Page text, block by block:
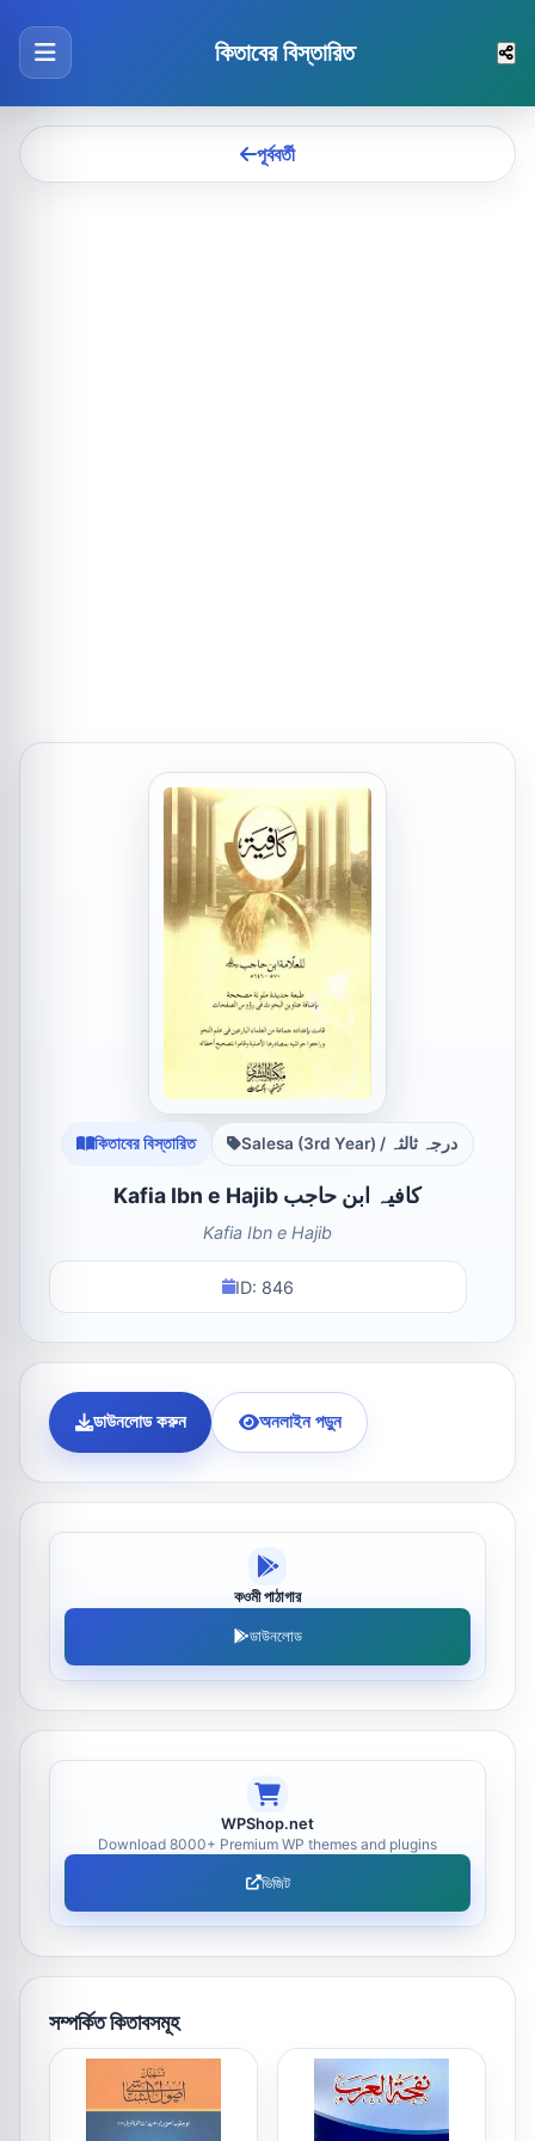
কিতাবের বিস্তারিত
পূর্ববর্তী
কিতাবের বিস্তারিত Salesa (3rd Year) / درجہ ثالثہ
Kafia Ibn e Hajib کافیہ ابن حاجب
Kafia Ibn e Hajib
ID: 846
ডাউনলোড করুন অনলাইন পড়ুন
কওমী পাঠাগার
ডাউনলোড
WPShop.net
Download 8000+ Premium WP themes and plugins
ভিজিট
সম্পর্কিত কিতাবসমূহ